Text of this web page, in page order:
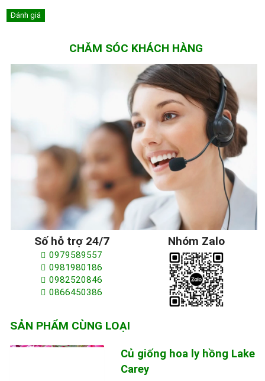
CHĂM SÓC KHÁCH HÀNG
Số hỗ trợ 24/7
0979589557
0981980186
0982520846
0866450386
Nhóm Zalo
SẢN PHẨM CÙNG LOẠI
Củ giống hoa ly hồng Lake
Carey